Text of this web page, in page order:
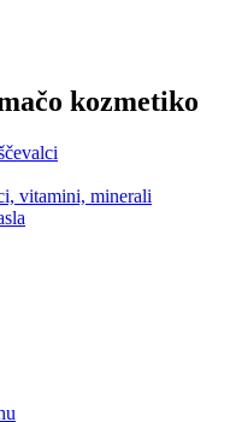
kozmetiko
vitamini, minerali